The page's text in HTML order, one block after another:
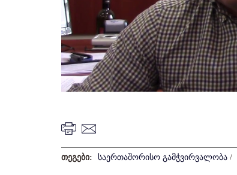
თეგები: საერთაშორისო გამჭვირვალობა /